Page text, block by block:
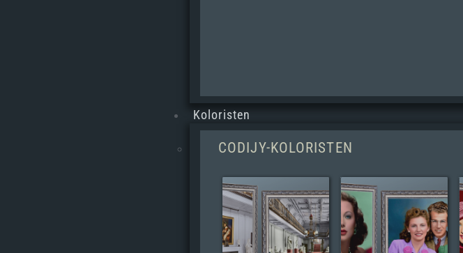
Koloristen
CODIJY-KOLORISTEN